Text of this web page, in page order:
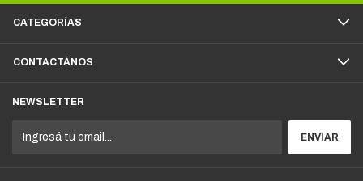
CATEGORÍAS
CONTACTÁNOS
NEWSLETTER